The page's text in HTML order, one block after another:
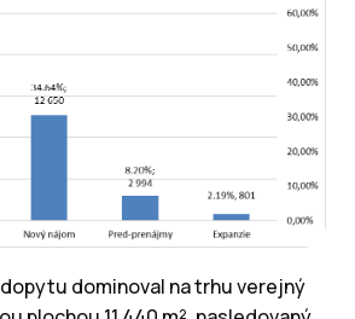
dominoval na trhu verejný